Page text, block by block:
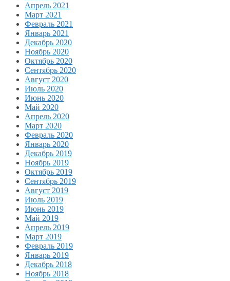
Апрель 2021
Март 2021
Февраль 2021
Январь 2021
Декабрь 2020
Ноябрь 2020
Октябрь 2020
Сентябрь 2020
Август 2020
Июль 2020
Июнь 2020
Май 2020
Апрель 2020
Март 2020
Февраль 2020
Январь 2020
Декабрь 2019
Ноябрь 2019
Октябрь 2019
Сентябрь 2019
Август 2019
Июль 2019
Июнь 2019
Май 2019
Апрель 2019
Март 2019
Февраль 2019
Январь 2019
Декабрь 2018
Ноябрь 2018